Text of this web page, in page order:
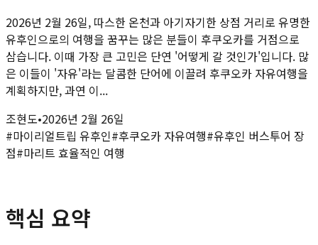
2026년 2월 26일, 따스한 온천과 아기자기한 상점 거리로 유명한
유후인으로의 여행을 꿈꾸는 많은 분들이 후쿠오카를 거점으로
삼습니다. 이때 가장 큰 고민은 단연 '어떻게 갈 것인가'입니다. 많
은 이들이 '자유'라는 달콤한 단어에 이끌려 후쿠오카 자유여행을
계획하지만, 과연 이...
조현도•2026년 2월 26일
#마이리얼트립 유후인#후쿠오카 자유여행#유후인 버스투어 장
점#마리트 효율적인 여행
핵심 요약